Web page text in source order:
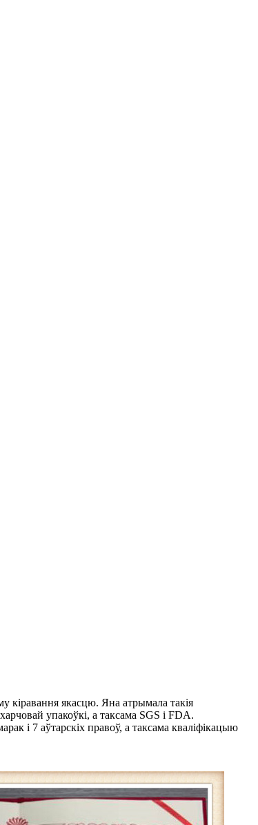
кіравання якасцю. Яна атрымала такія
упакоўкі, а таксама SGS і FDA.
і 7 аўтарскіх правоў, а таксама кваліфікацыю